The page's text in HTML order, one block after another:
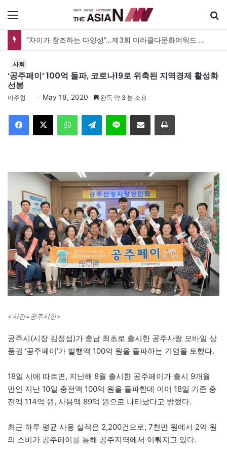
“차이가 창조하는 다양성”…제3회 미라클다문화어워드 시상식
사회
‘공주페이’ 100억 돌파, 코로나19로 위축된 지역경제 활성화
선봉
이주형 May 18, 2020 완독 약 3 분 소요
Telegram 이메일
<사진=공주시청>
공주시(시장 김정섭)가 충남 최초로 출시한 공주사랑 모바일 상
품권 ‘공주페이’가 발행액 100억 원을 돌파하는 기염을 토했다.
18일 시에 따르면, 지난해 8월 출시한 공주페이가 출시 9개월
만인 지난 10일 충전액 100억 원을 돌파한데 이어 18일 기준 충
전액 114억 원, 사용액 89억 원으로 나타났다고 밝혔다.
최근 하루 평균 사용 실적은 2,200건으로, 7천만 원에서 2억 원
의 소비가 공주페이를 통해 공주지역에서 이뤄지고 있다.